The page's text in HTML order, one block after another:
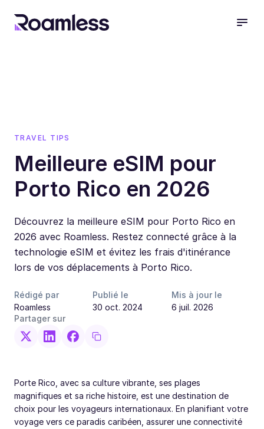
TRAVEL TIPS
Meilleure eSIM pour
Porto Rico en 2026
Découvrez la meilleure eSIM pour Porto Rico en
2026 avec Roamless. Restez connecté grâce à la
technologie eSIM et évitez les frais d'itinérance
lors de vos déplacements à Porto Rico.
Rédigé par
Roamless
Publié le
30 oct. 2024
Mis à jour le
6 juil. 2026
Partager sur
Porte Rico, avec sa culture vibrante, ses plages
magnifiques et sa riche histoire, est une destination de
choix pour les voyageurs internationaux. En planifiant votre
voyage vers ce paradis caribéen, assurer une connectivité